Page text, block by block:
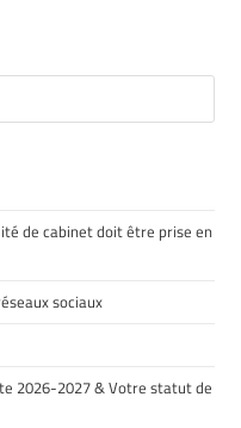
de cabinet doit être prise en
sociaux
2026-2027 & Votre statut de